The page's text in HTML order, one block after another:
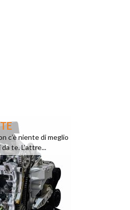
c’è niente di meglio
te. L’attre...